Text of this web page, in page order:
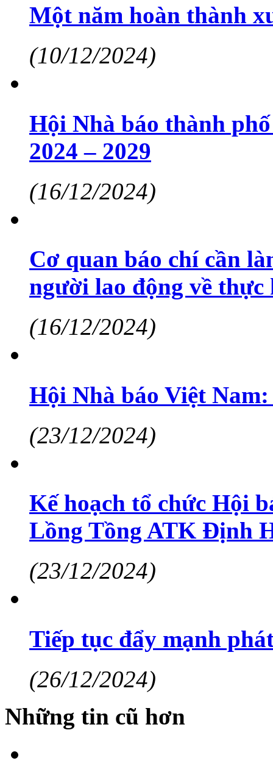
Một năm hoàn thành
(10/12/2024)
Hội Nhà báo thành
2024 – 2029
(16/12/2024)
Cơ quan báo chí cần
người lao động về
(16/12/2024)
Hội Nhà báo Việt
(23/12/2024)
Kế hoạch tổ chức Hội
Lồng Tồng ATK Định
(23/12/2024)
Tiếp tục đẩy mạnh
(26/12/2024)
Những tin cũ hơn